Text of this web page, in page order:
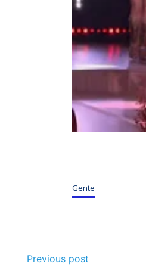
Gente
Previous post